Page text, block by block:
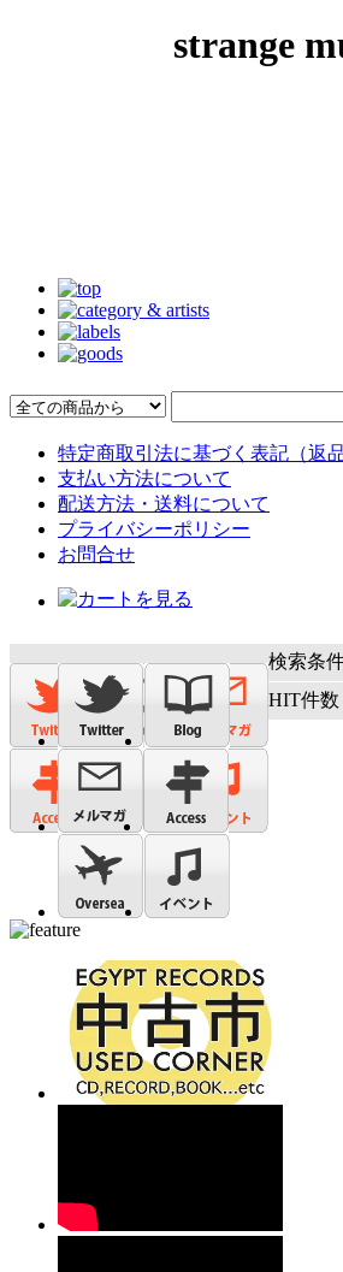
strange
特定商取引法に基づく表記（返品
支払い方法について
配送方法・送料について
プライバシーポリシー
お問合せ
検索条
HIT件数